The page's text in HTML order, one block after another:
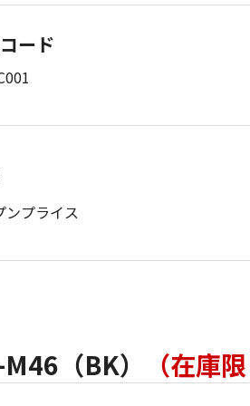
ード
ンプライス
（BK） （在庫